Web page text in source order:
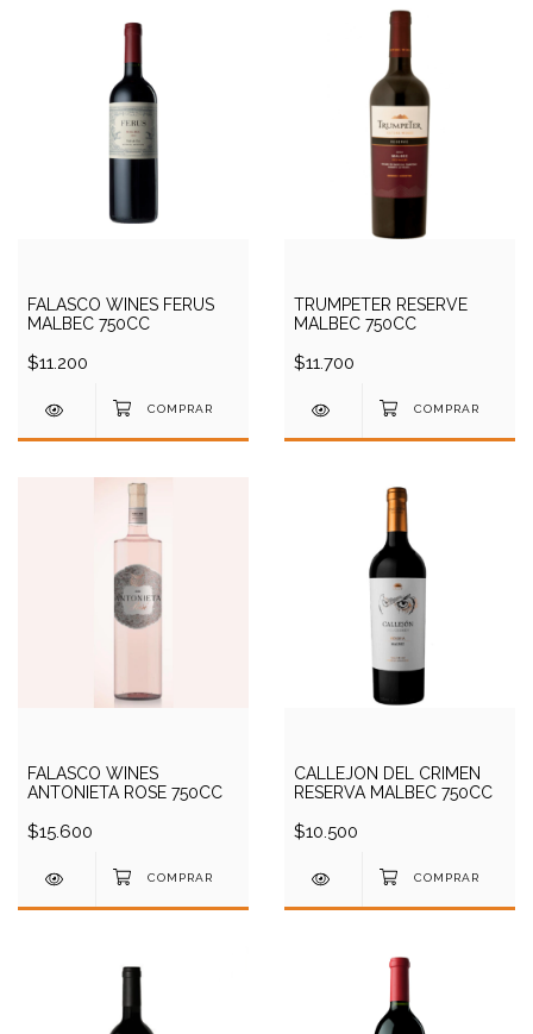
FALASCO WINES FERUS
MALBEC 750CC
$11.200
TRUMPETER RESERVE
MALBEC 750CC
$11.700
FALASCO WINES
ANTONIETA ROSE 750CC
$15.600
CALLEJON DEL CRIMEN
RESERVA MALBEC 750CC
$10.500